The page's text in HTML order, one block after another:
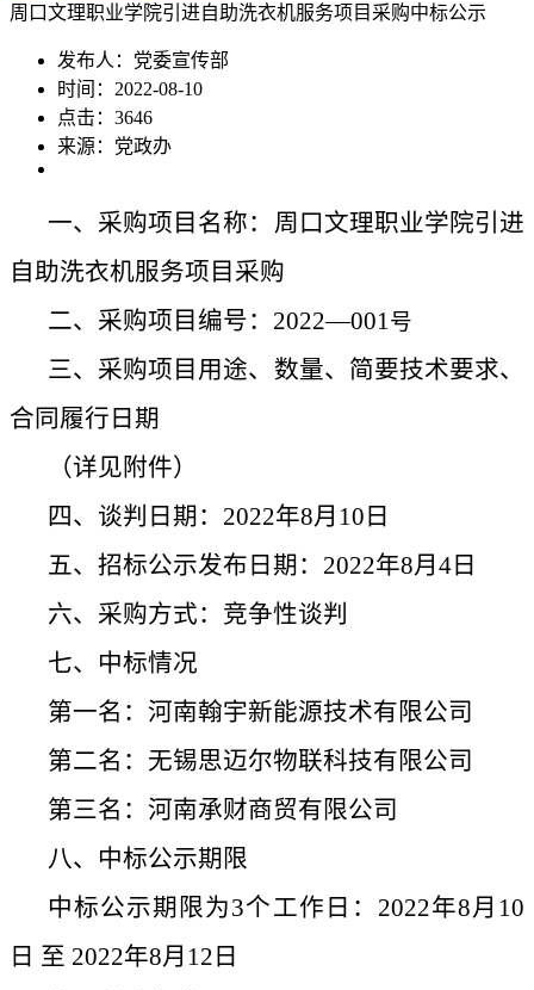
周口文理职业学院引进自助洗衣机服务项目采购中标公示
发布人：党委宣传部
时间：2022-08-10
点击： 3646
来源：党政办
一、采购项目名称：周口文理职业学院引进
自助洗衣机服务项目采购
二、采购项目编号： 2022—001 号
三、采购项目用途、数量、简要技术要求、
合同履行日期
（详见附件）
四、谈判日期： 2022年8月10日
五、招标公示发布日期： 2022年8月4日
六、采购方式：竞争性谈判
七、中标情况
第一名：河南翰宇新能源技术有限公司
第二名：无锡思迈尔物联科技有限公司
第三名：河南承财商贸有限公司
八、中标公示期限
中标公示期限为3个工作日：2022年8月10
日 至 2022年8月12日